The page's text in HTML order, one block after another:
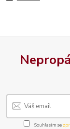
Souhlasím se